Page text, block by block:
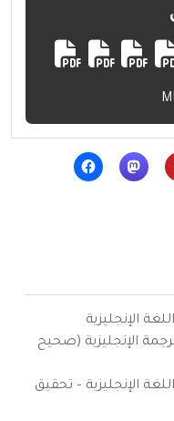
الإنجليزية
الإنجليزية (صحيح
الإنجليزية – تحقيق